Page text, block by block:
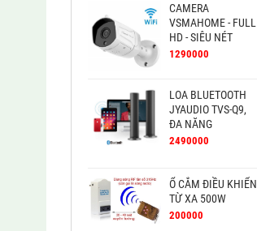
CAMERA
VSMAHOME - FULL
HD - SIÊU NÉT
1290000
LOA BLUETOOTH
JYAUDIO TVS-Q9,
ĐA NĂNG
2490000
Ổ CẮM ĐIỀU KHIỂN
TỪ XA 500W
200000